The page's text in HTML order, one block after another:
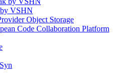
VSHN
Object Storage
Code Collaboration Platform